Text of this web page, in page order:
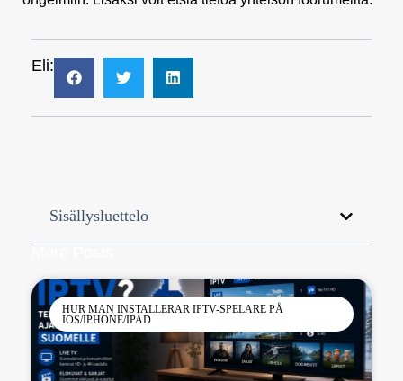
Eli:
Sisällysluettelo
HUR MAN INSTALLERAR IPTV-SPELARE PÅ
IOS/IPHONE/IPAD